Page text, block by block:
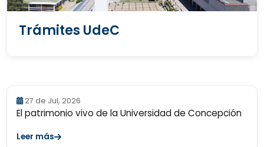
Trámites UdeC
27 de Jul, 2026
El patrimonio vivo de la Universidad de Concepción
Leer más